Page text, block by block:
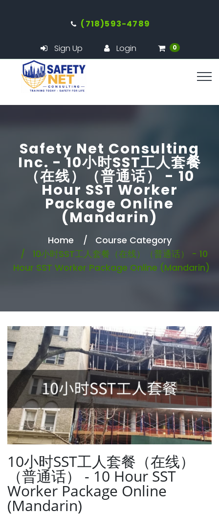
(718)593-4789
Sign Up Login 0
Safety Net Consulting
Inc. - 10小时SST工人套餐
（在线）（普通话） - 10
Hour SST Worker
Package Online
(Mandarin)
Home
Course Category
10小时SST工人套餐（在线）（普通话） - 10
Hour SST Worker Package Online (Mandarin)
10小时SST工人套餐（在线）
（普通话） - 10 Hour SST
Worker Package Online
(Mandarin)